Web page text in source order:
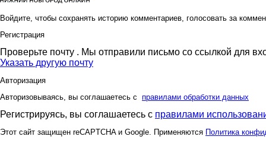
Войдите, чтобы сохранять историю комментариев, голосовать за
Регистрация
Проверьте почту . Мы отправили письмо со ссылкой для
Указать другую почту
Авторизация
Авторизовываясь, вы соглашаетесь с правилами обработки данных
Регистрируясь, вы соглашаетесь с правилами
Этот сайт защищен reCAPTCHA и Google. Применяются Политика